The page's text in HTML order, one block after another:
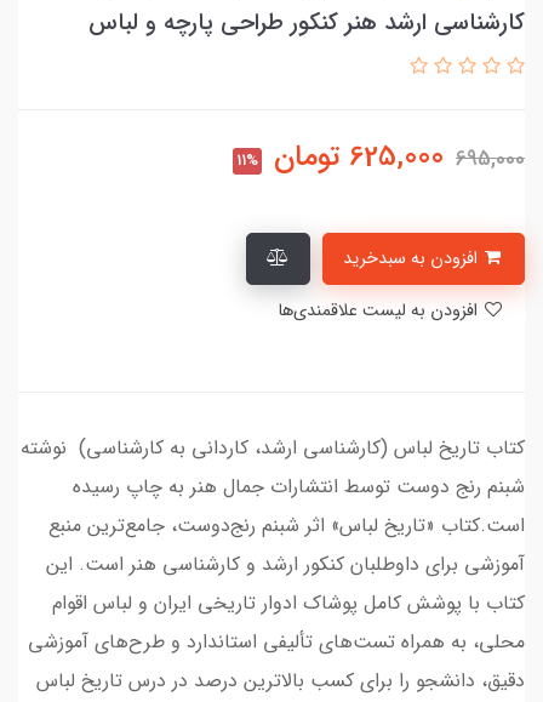
کارشناسی ارشد هنر کنکور طراحی پارچه و لباس
695,000
625,000 تومان 11%
کتاب تاریخ لباس (کارشناسی ارشد، کاردانی به کارشناسی) نوشته
شبنم رنج دوست توسط انتشارات جمال هنر به چاپ رسیده
است.کتاب «تاریخ لباس» اثر شبنم رنج‌دوست، جامع‌ترین منبع
آموزشی برای داوطلبان کنکور ارشد و کارشناسی هنر است. این
کتاب با پوشش کامل پوشاک ادوار تاریخی ایران و لباس اقوام
محلی، به همراه تست‌های تألیفی استاندارد و طرح‌های آموزشی
دقیق، دانشجو را برای کسب بالاترین درصد در درس تاریخ لباس